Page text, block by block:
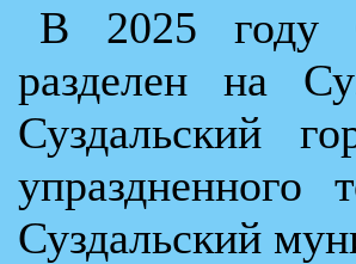
В 2025 году
разделен на
Суздальский
Суздальский